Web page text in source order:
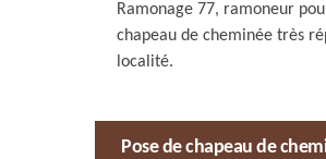
Ramonage 77, ramoneur
chapeau de cheminée très
localité.
Pose de chapeau de